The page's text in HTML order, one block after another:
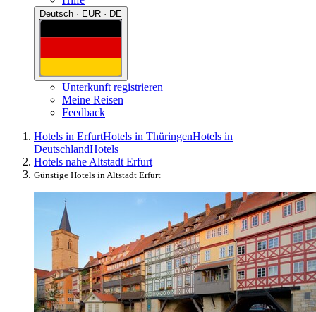
Deutsch · EUR · DE
Unterkunft registrieren
Meine Reisen
Feedback
Hotels in ErfurtHotels in ThüringenHotels in
DeutschlandHotels
Hotels nahe Altstadt Erfurt
Günstige Hotels in Altstadt Erfurt